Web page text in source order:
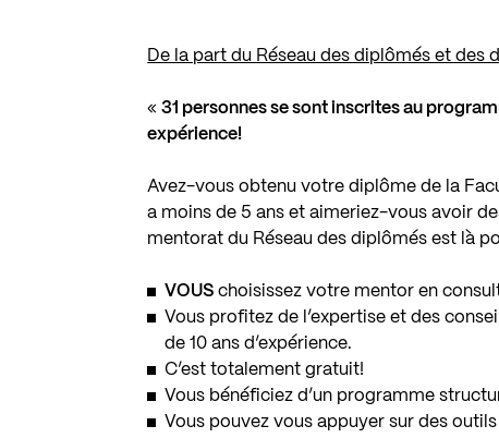
De la part du Réseau des diplômés et des
«31 personnes se sont inscrites au
expérience!
Avez-vous obtenu votre diplôme de la
a moins de 5 ans et aimeriez-vous avoir
mentorat du Réseau des diplômés est là
VOUS choisissez votre mentor en
Vous profitez de l’expertise et des
de 10 ans d’expérience.
C’est totalement gratuit!
Vous bénéficiez d’un programme
Vous pouvez vous appuyer sur des